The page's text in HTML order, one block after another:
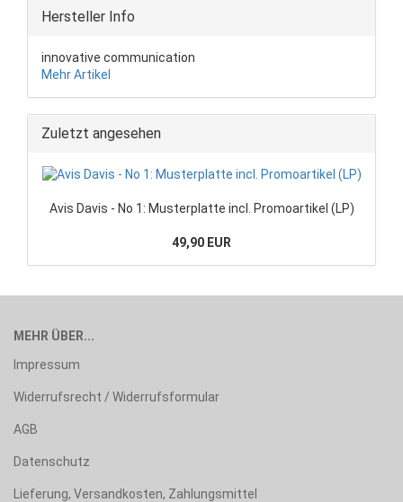
Hersteller Info
innovative communication
Mehr Artikel
Zuletzt angesehen
Avis Davis - No 1: Musterplatte incl. Promoartikel (LP)
49,90 EUR
MEHR ÜBER...
Impressum
Widerrufsrecht / Widerrufsformular
AGB
Datenschutz
Lieferung, Versandkosten, Zahlungsmittel